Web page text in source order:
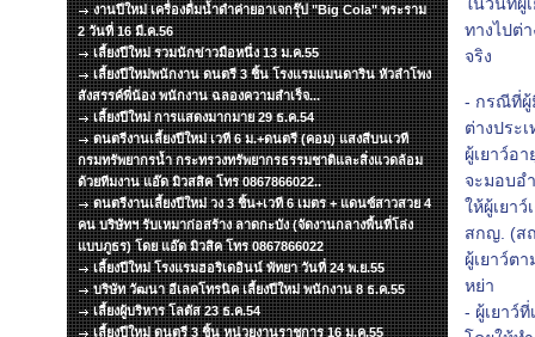
งานปีใหม่ เครื่องดื่มน้ำดำค่ายอาเจกรุ๊ป "Big Cola" พระราม
2 วันที่ 16 มี.ค.56
เลี้ยงปีใหม่ รวมนักข่าวมือหนึ่ง 13 ม.ค.55
เลี้ยงปีใหม่พนักงาน ดนตรี 3 ชิ้น โรงแรมแมนดาริน หัวลำโพง
สังสรรค์พี่น้อง พนักงาน ฉลองความสำเร็จ...
เลี้ยงปีใหม่ การแสดงมากมาย 29 ธ.ค.54
ดนตรีงานเลี้ยงปีใหม่ เวที 6 ม.+ดนตรี (คอม) แสงสีบนเวที
กรมทรัพยากรน้ำ กระทรวงทรัพยากรธรรมชาติและสิ่งแวดล้อม
ด้วยทีมงาน แอ๊ด มิวสสิค โทร 0867866022..
ดนตรีงานเลี้ยงปีใหม่ วง 3 ชิ้น+เวที 6 เมตร + แดนซ์สาวสวย 4
คน บริษัทฯ รับเหมาก่อสร้าง ลาดกะบัง (จัดงานกลางพื้นที่โล่ง
แบบภูธร) โดย แอ๊ด มิวสิค โทร 0867866022
เลี้ยงปีใหม่ โรงแรมฮอริเดอินน์ พัทยา วันที่ 24 พ.ย.55
บริษัท วัฒนา อีเลคโทรนิค เลี้ยงปีใหม่ พนักงาน 8 ธ.ค.55
เลี้ยงผู้บริหาร โลตัส 23 ธ.ค.54
เลี้ยงปีใหม่ ดนตรี 3 ชิ้น หน่วยงานราชการ 16 ม.ค.55
ทางไปต่
จริง
- กรณีที่ผู้
ต่างประ
ผู้เยาว์อ
จะมอบอ
ให้ผู้เยา
สกญ. (ส
ผู้เยาว์ต
หย่า
- ผู้เยาว์